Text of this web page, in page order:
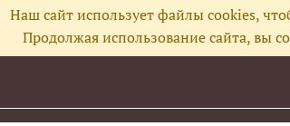
Наш сайт использует файлы cookies,
Продолжая использование сайта, вы